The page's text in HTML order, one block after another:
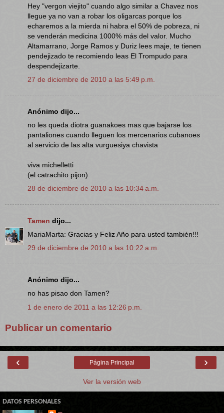
Hey "vergon viejito" cuando algo similar a Chavez nos
llegue ya no van a robar los oligarcas porque los
echaremos a la mierda ni habra el 50% de pobreza, ni
se venderán medicina 1000% más del valor. Mucho
Altamarrano, Jorge Ramos y Duriz lees maje, te tienen
pendejizado te recomiendo leas El Trompudo para
despendejizarte.
27 de diciembre de 2010 a las 5:49 p.m.
Anónimo dijo...
no les queda diotra guanakoes mas que bajarse los
pantaliones cuando lleguen los mercenarios cubanoes
al servicio de las alta vurguesiya chavista
viva michelletti
(el catrachito pijon)
28 de diciembre de 2010 a las 10:34 a.m.
Tamen dijo...
MariaMarta: Gracias y Feliz Año para usted también!!!
29 de diciembre de 2010 a las 10:22 a.m.
Anónimo dijo...
no has pisao don Tamen?
1 de enero de 2011 a las 12:26 p.m.
Publicar un comentario
‹ ›
Página Principal
Ver la versión web
DATOS PERSONALES